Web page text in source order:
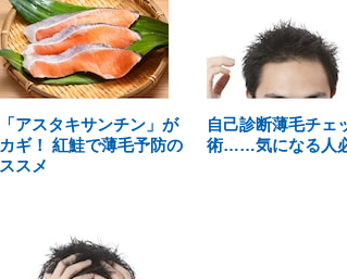
「アスタキサンチン」が
カギ！ 紅鮭で薄毛予防の
ススメ
自己診断薄毛チェ
術……気になる人